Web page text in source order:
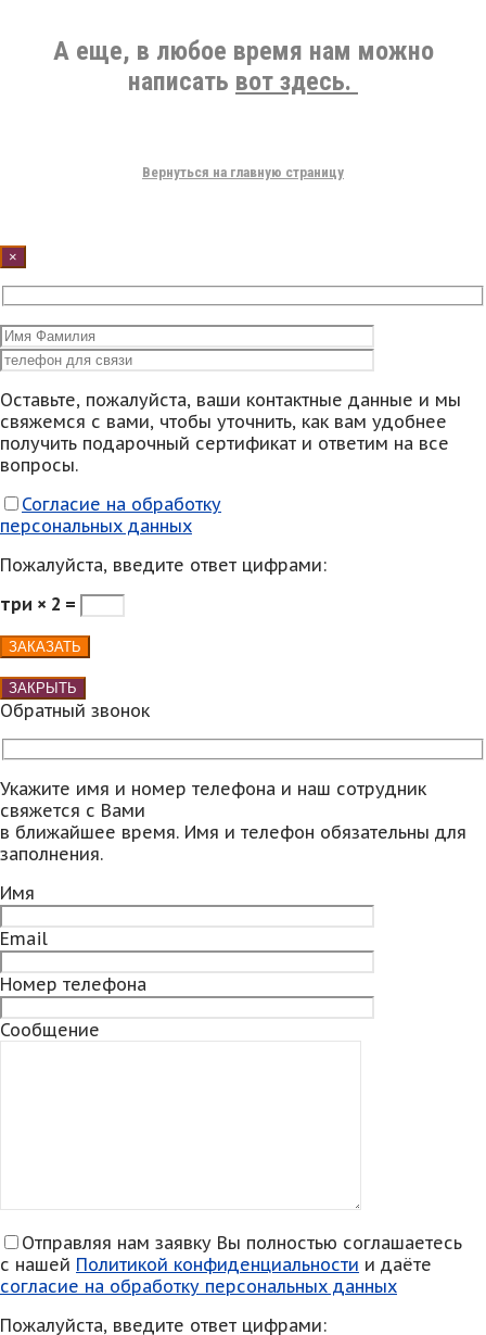
А еще, в любое время нам можно
написать вот здесь.
Вернуться на главную страницу
×
Оставьте, пожалуйста, ваши контактные данные и мы
свяжемся с вами, чтобы уточнить, как вам удобнее
получить подарочный сертификат и ответим на все
вопросы.
Согласие на обработку
персональных данных
Пожалуйста, введите ответ цифрами:
три × 2 =
ЗАКРЫТЬ
Обратный звонок
Укажите имя и номер телефона и наш сотрудник
свяжется с Вами
в ближайшее время. Имя и телефон обязательны для
заполнения.
Имя
Email
Номер телефона
Сообщение
Отправляя нам заявку Вы полностью соглашаетесь
с нашей Политикой конфиденциальности и даёте
согласие на обработку персональных данных
Пожалуйста, введите ответ цифрами: